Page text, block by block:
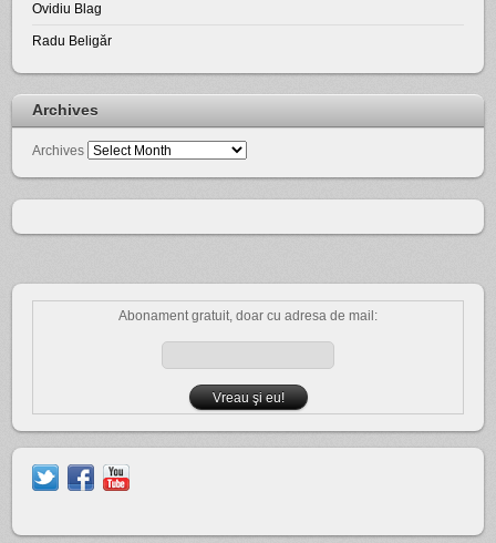
Ovidiu Blag
Radu Beligăr
Archives
Archives
Abonament gratuit, doar cu adresa de mail: